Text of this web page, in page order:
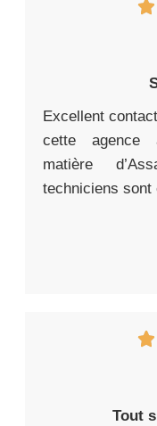
Excellent
cette agence
matière
techniciens sont
Tout